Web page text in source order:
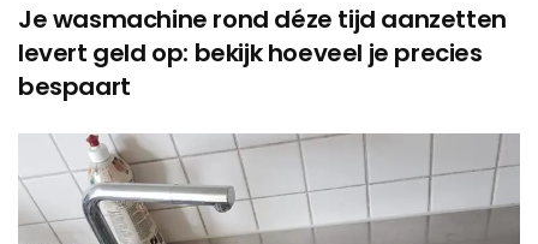
Je wasmachine rond déze tijd aanzetten
levert geld op: bekijk hoeveel je precies
bespaart